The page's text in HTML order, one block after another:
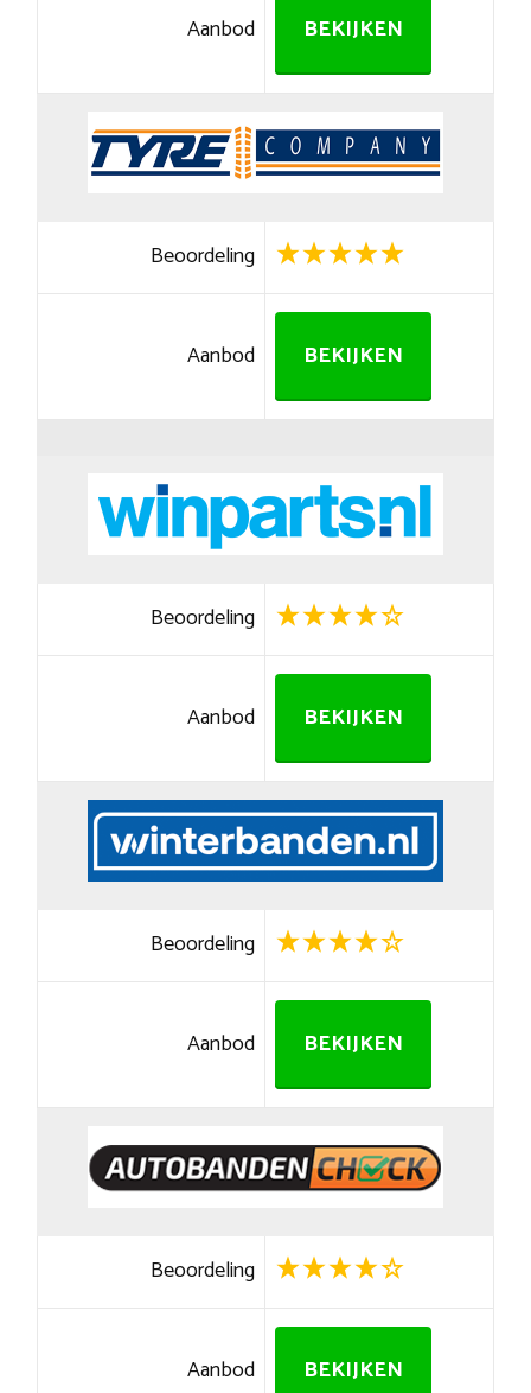
Aanbod BEKIJKEN
Beoordeling
Aanbod BEKIJKEN
Beoordeling
Aanbod BEKIJKEN
Beoordeling
Aanbod BEKIJKEN
Beoordeling
Aanbod BEKIJKEN